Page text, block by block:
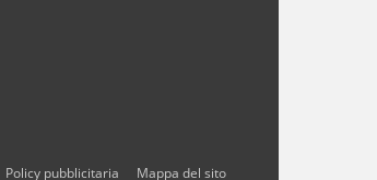
Policy pubblicitaria Mappa del sito